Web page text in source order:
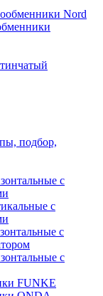
Nord
подбор,
с
с
с
с
FUNKE